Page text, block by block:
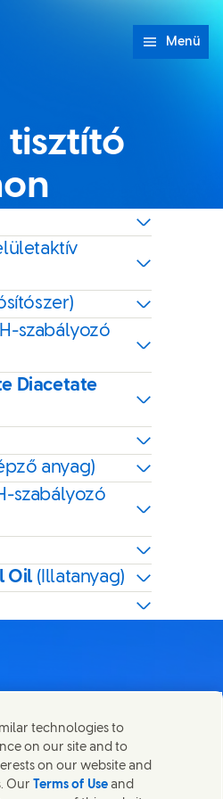
Menü
tisztító
szabályozó
Diacetate
anyag)
szabályozó
Oil (Illatanyag)
this page on Facebook
Share this page on X
Share this page on
Share this page
és a szakértői
meg az Unilever
technologies to
on our site and to
on our website and
Our Terms of Use and